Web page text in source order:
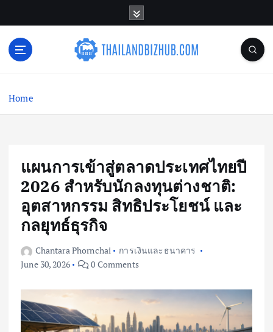
n
Home
แผนการเข้าสู่ตลาดประเทศไทยปี
2026 สำหรับนักลงทุนต่างชาติ:
อุตสาหกรรม สิทธิประโยชน์ และ
กลยุทธ์ธุรกิจ
Chantara Phornchai
การเงินและธนาคาร
June 30, 2026
0 Comments